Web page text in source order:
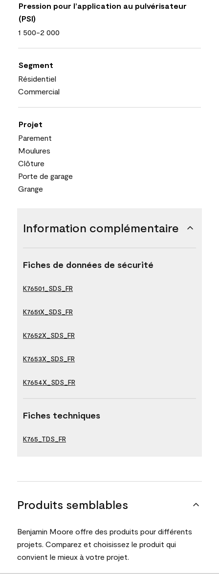
Pression pour l’application au pulvérisateur
(PSI)
1 500-2 000
Segment
Résidentiel
Commercial
Projet
Parement
Moulures
Clôture
Porte de garage
Grange
Information complémentaire
Fiches de données de sécurité
K76501_SDS_FR
K7651X_SDS_FR
K7652X_SDS_FR
K7653X_SDS_FR
K7654X_SDS_FR
Fiches techniques
K765_TDS_FR
Produits semblables
Benjamin Moore offre des produits pour différents
projets. Comparez et choisissez le produit qui
convient le mieux à votre projet.